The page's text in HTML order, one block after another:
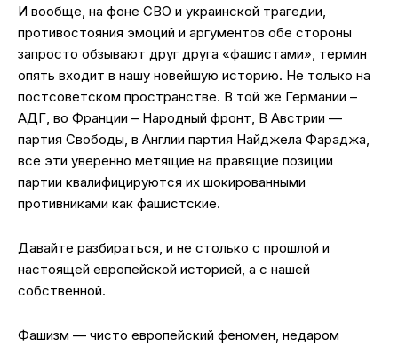
И вообще, на фоне СВО и украинской трагедии,
противостояния эмоций и аргументов обе стороны
запросто обзывают друг друга «фашистами», термин
опять входит в нашу новейшую историю. Не только на
постсоветском пространстве. В той же Германии –
АДГ, во Франции – Народный фронт, В Австрии —
партия Свободы, в Англии партия Найджела Фараджа,
все эти уверенно метящие на правящие позиции
партии квалифицируются их шокированными
противниками как фашистские.
Давайте разбираться, и не столько с прошлой и
настоящей европейской историей, а с нашей
собственной.
Фашизм — чисто европейский феномен, недаром